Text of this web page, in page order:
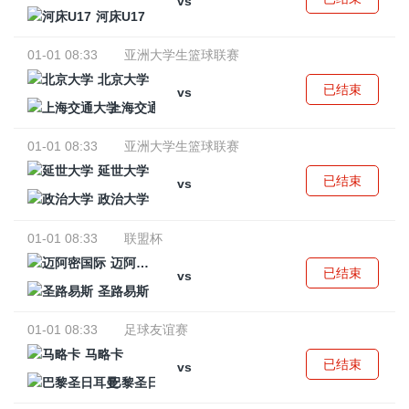
河床U17
01-01 08:33
亚洲大学生篮球联赛
北京大学
vs
上海交通大学
已结束
01-01 08:33
亚洲大学生篮球联赛
延世大学
vs
政治大学
已结束
01-01 08:33
联盟杯
迈阿密国际
vs
圣路易斯
已结束
01-01 08:33
足球友谊赛
马略卡
vs
巴黎圣日耳曼
已结束